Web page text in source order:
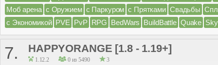
Моб арена с Оружием с Паркуром с Прятками Свадьбы
с Экономикой PVE PvP RPG BedWars BuildBattle Quake
7. HAPPYORANGE [1.8 - 1.19+]
1.12.2 0 из 5490 3